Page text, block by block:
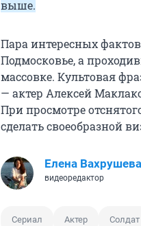
выше.
Пара интересных
Подмосковье, а
массовке. Культовая
— актер Алексей
При просмотре
сделать своеобразной
Елена Вахрушева
видеоредактор
Сериал Актер Солдат